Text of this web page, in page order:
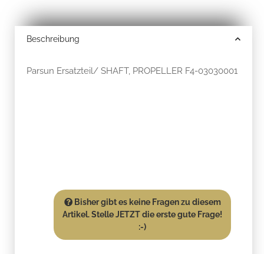
Beschreibung
Parsun Ersatzteil/ SHAFT, PROPELLER F4-03030001
Bisher gibt es keine Fragen zu diesem
Artikel. Stelle JETZT die erste gute Frage!
:-)